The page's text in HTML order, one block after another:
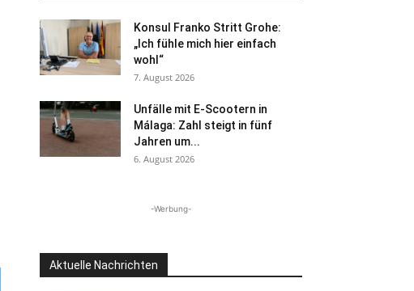
Konsul Franko Stritt Grohe:
„Ich fühle mich hier einfach
wohl“
7. August 2026
Unfälle mit E-Scootern in
Málaga: Zahl steigt in fünf
Jahren um...
6. August 2026
-Werbung-
Aktuelle Nachrichten